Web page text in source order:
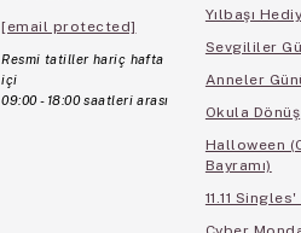
[email protected]
Resmi tatiller hariç hafta
içi
09:00 - 18:00 saatleri arası
Yılbaşı
Sevgililer
Anneler
Okula Dönüş
Halloween
Bayramı)
11.11 Singles'